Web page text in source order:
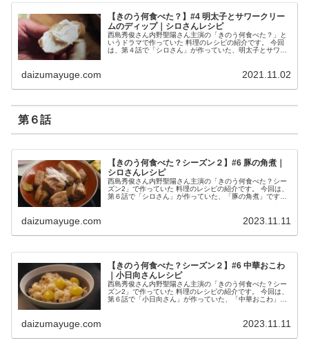
【きのう何食べた？】#4 明太子とサワークリー
ムのディップ｜シロさんレシピ
西島秀俊さん内野聖陽さん主演の「きのう何食べた？」と
いうドラマで作っていた 料理のレシピの紹介です。 今回
は、第４話で「シロさん」が作っていた、明太子とサワー
daizumayuge.com 2021.11.02
第６話
【きのう何食べた？シーズン２】#6 豚の角煮｜
シロさんレシピ
西島秀俊さん内野聖陽さん主演の「きのう何食べた？シー
ズン2」で作っていた 料理のレシピの紹介です。 今回は、
第６話で「シロさん」が作っていた、「豚の角煮」です。
daizumayuge.com 2023.11.11
【きのう何食べた？シーズン２】#6 中華おこわ
｜小日向さんレシピ
西島秀俊さん内野聖陽さん主演の「きのう何食べた？シー
ズン2」で作っていた 料理のレシピの紹介です。 今回は、
第６話で「小日向さん」が作っていた、「中華おこわ」で
daizumayuge.com 2023.11.11